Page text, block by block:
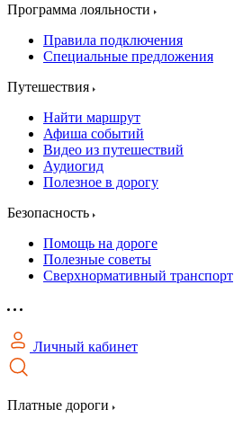
Программа лояльности
Правила подключения
Специальные предложения
Путешествия
Найти маршрут
Афиша событий
Видео из путешествий
Аудиогид
Полезное в дорогу
Безопасность
Помощь на дороге
Полезные советы
Сверхнормативный транспорт
Личный кабинет
Платные дороги